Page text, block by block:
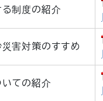
制度の紹介
害対策のすすめ
ての紹介